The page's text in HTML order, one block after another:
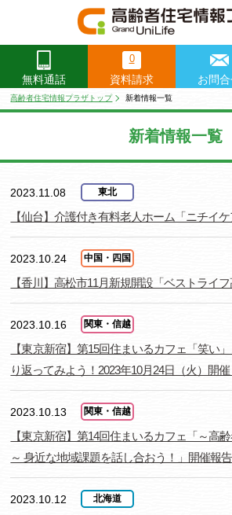
無料通話
0
資料請求 お問
高齢者住宅情報プラザトップ 新着情報一覧
新着情報一覧
2023.11.08 東北
【仙台】介護付き有料老人ホーム「ニチイケ
2023.10.24 中国・四国
【香川】高松市11月新規開設「ベストライ
2023.10.16 関東・信越
【東京新宿】第15回住まいるカフェ「笑い
り返ってみよう！2023年10月24日（火）開催
2023.10.13 関東・信越
【東京新宿】第14回住まいるカフェ「～高
～ 身近な地域課題を話し合おう！」開催報告
2023.10.12 北海道